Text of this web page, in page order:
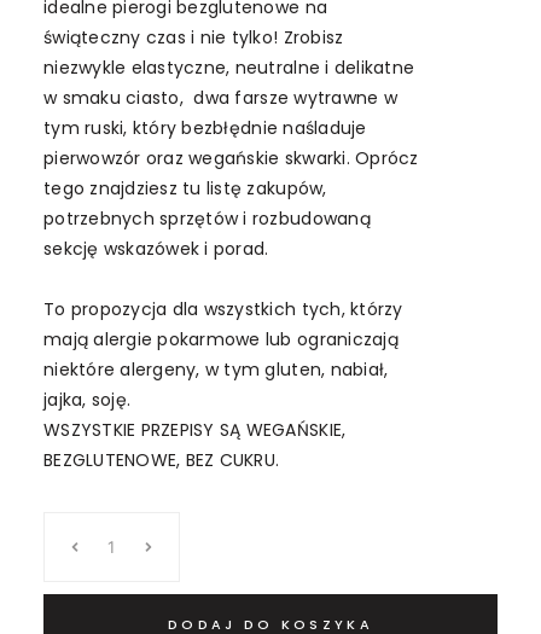
idealne pierogi bezglutenowe na
świąteczny czas i nie tylko! Zrobisz
niezwykle elastyczne, neutralne i delikatne
w smaku ciasto, dwa farsze wytrawne w
tym ruski, który bezbłędnie naśladuje
pierwowzór oraz wegańskie skwarki. Oprócz
tego znajdziesz tu listę zakupów,
potrzebnych sprzętów i rozbudowaną
sekcję wskazówek i porad.
To propozycja dla wszystkich tych, którzy
mają alergie pokarmowe lub ograniczają
niektóre alergeny, w tym gluten, nabiał,
jajka, soję.
WSZYSTKIE PRZEPISY SĄ WEGAŃSKIE,
BEZGLUTENOWE, BEZ CUKRU.
pierogi
bezglutenoweDODAJ DO KOSZYKA